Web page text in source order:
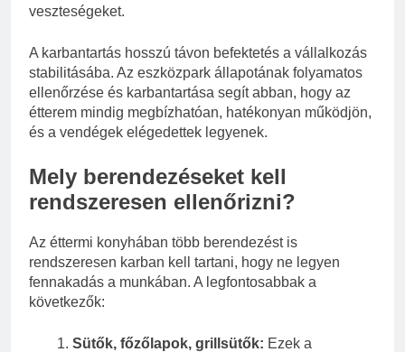
veszteségeket.
A karbantartás hosszú távon befektetés a vállalkozás
stabilitásába. Az eszközpark állapotának folyamatos
ellenőrzése és karbantartása segít abban, hogy az
étterem mindig megbízhatóan, hatékonyan működjön,
és a vendégek elégedettek legyenek.
Mely berendezéseket kell
rendszeresen ellenőrizni?
Az éttermi konyhában több berendezést is
rendszeresen karban kell tartani, hogy ne legyen
fennakadás a munkában. A legfontosabbak a
következők:
Sütők, főzőlapok, grillsütők: Ezek a